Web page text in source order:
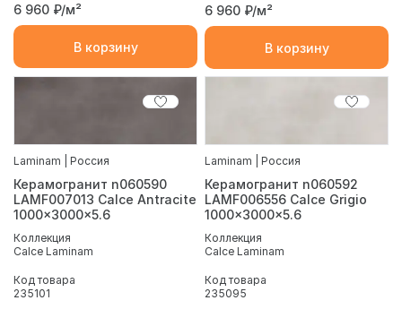
6 960 ₽/м²
В корзину
6 960 ₽/м²
В корзину
Laminam | Россия
Керамогранит n060590
LAMF007013 Calce Antracite
1000x3000x5.6
Коллекция
Calce Laminam
Код товара
235101
Laminam | Россия
Керамогранит n060592
LAMF006556 Calce Grigio
1000x3000x5.6
Коллекция
Calce Laminam
Код товара
235095